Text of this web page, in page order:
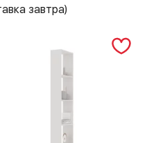
завтра)